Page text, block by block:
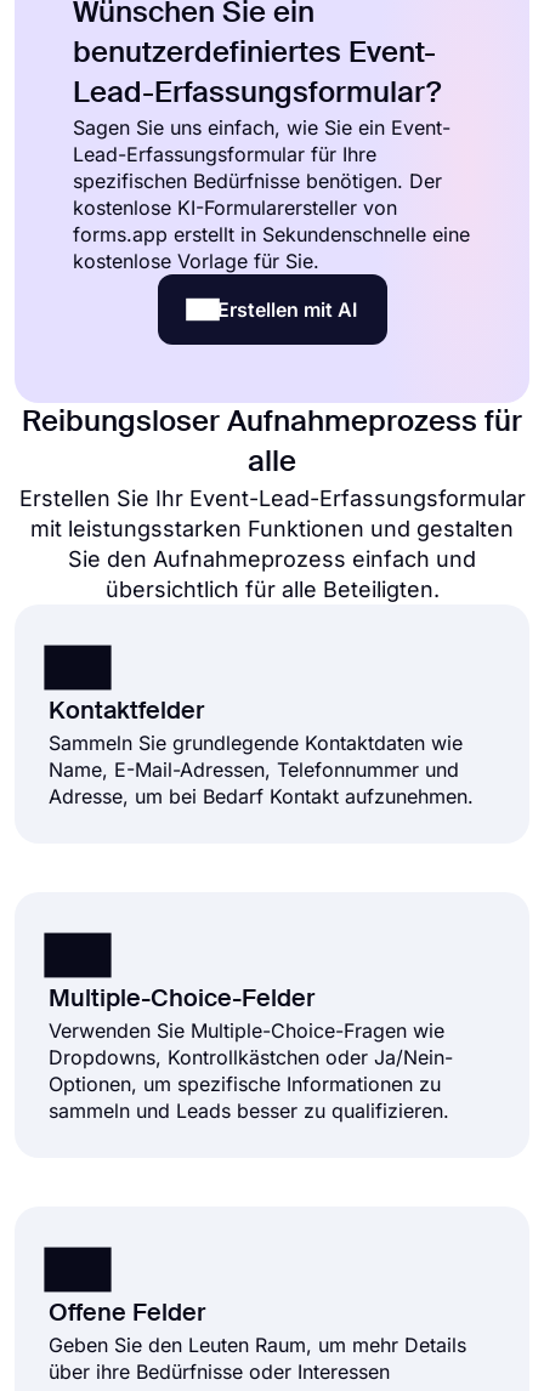
Wünschen Sie ein
benutzerdefiniertes Event-
Lead-Erfassungsformular?
Sagen Sie uns einfach, wie Sie ein Event-
Lead-Erfassungsformular für Ihre
spezifischen Bedürfnisse benötigen. Der
kostenlose KI-Formularersteller von
forms.app erstellt in Sekundenschnelle eine
kostenlose Vorlage für Sie.
Erstellen mit AI
Reibungsloser Aufnahmeprozess für
alle
Erstellen Sie Ihr Event-Lead-Erfassungsformular
mit leistungsstarken Funktionen und gestalten
Sie den Aufnahmeprozess einfach und
übersichtlich für alle Beteiligten.
Kontaktfelder
Sammeln Sie grundlegende Kontaktdaten wie
Name, E-Mail-Adressen, Telefonnummer und
Adresse, um bei Bedarf Kontakt aufzunehmen.
Multiple-Choice-Felder
Verwenden Sie Multiple-Choice-Fragen wie
Dropdowns, Kontrollkästchen oder Ja/Nein-
Optionen, um spezifische Informationen zu
sammeln und Leads besser zu qualifizieren.
Offene Felder
Geben Sie den Leuten Raum, um mehr Details
über ihre Bedürfnisse oder Interessen